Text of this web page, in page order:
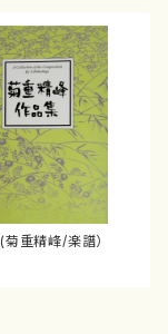
御殿の桜 (菊重精峰/楽譜）